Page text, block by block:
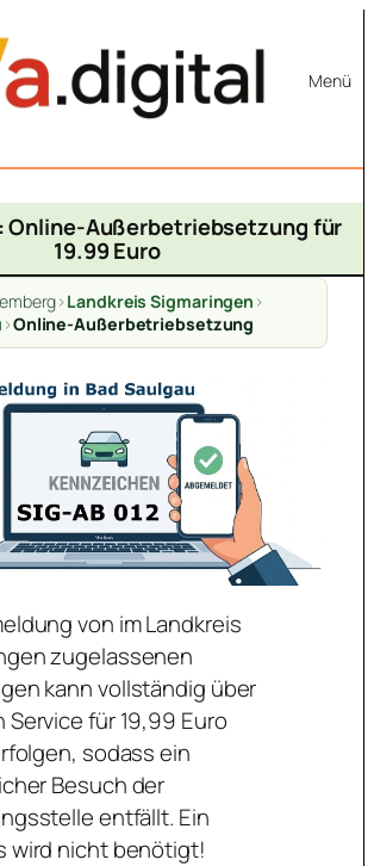
Menü
Online-Außerbetriebsetzung für
19.99 Euro
>Landkreis Sigmaringen >
>Online-Außerbetriebsetzung
von im Landkreis
zugelassenen
kann vollständig über
Service für 19,99 Euro
sodass ein
Besuch der
entfällt. Ein
wird nicht benötigt!